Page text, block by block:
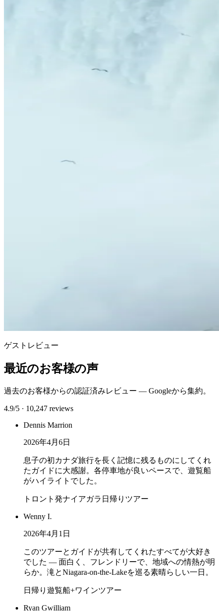
ゲストレビュー
最近のお客様の声
過去のお客様からの認証済みレビュー — Googleから集約。
4.9/5 · 10,247 reviews
Dennis Marrion
2026年4月6日
息子の初カナダ旅行を長く記憶に残るものにしてくれ
たガイドに大感謝。各停車地が良いペースで、遊覧船
がハイライトでした。
トロント発ナイアガラ日帰りツアー
Wenny I.
2026年4月1日
このツアーとガイドが共有してくれたすべてが大好き
でした — 面白く、フレンドリーで、地域への情熱が明
らか。滝とNiagara-on-the-Lakeを巡る素晴らしい一日。
日帰り遊覧船+ワインツアー
Ryan Gwilliam